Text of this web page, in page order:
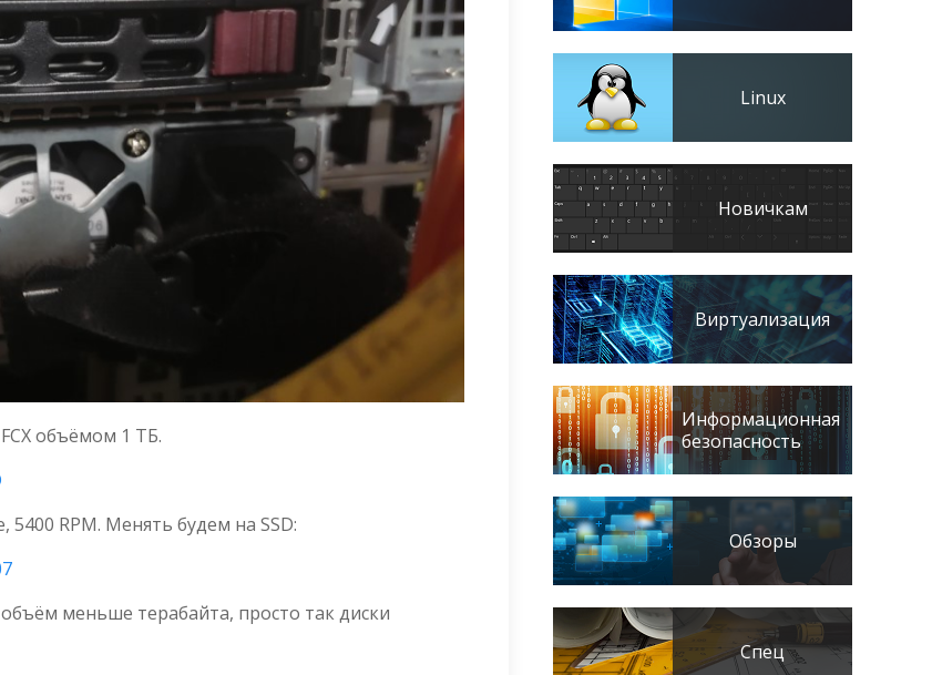
объёмом 1 ТБ.
RPM. Менять будем на SSD:
меньше терабайта, просто так диски
Linux
Новичкам
Виртуализация
Информационная
безопасность
Обзоры
Спец